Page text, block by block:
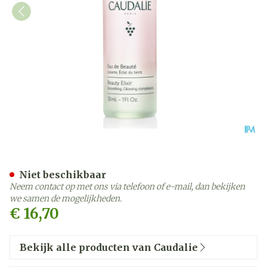
€ 16,70
Niet beschikbaar
Neem contact op met ons via telefoon of e-mail, dan bekijken
we samen de mogelijkheden.
Bekijk alle producten van Caudalie